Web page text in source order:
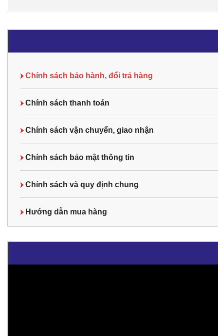
Chính sách bảo hành, đổi trả hàng
Chính sách thanh toán
Chính sách vận chuyển, giao nhận
Chính sách bảo mật thông tin
Chính sách và quy định chung
Hướng dẫn mua hàng